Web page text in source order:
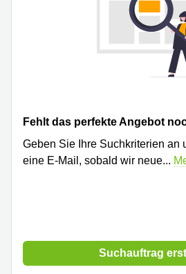
Fehlt das perfekte Angebot
Geben Sie Ihre Suchkriterien an
eine E-Mail, sobald wir neue...
Suchauftrag